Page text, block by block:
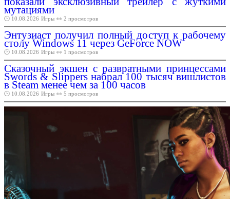
мутациями
🕑 10.08.2026 Игры 👀 2 просмотров
Энтузиаст получил полный доступ к рабочему
столу Windows 11 через GeForce NOW
🕑 10.08.2026 Игры 👀 1 просмотров
Сказочный экшен с развратными принцессами
Swords & Slippers набрал 100 тысяч вишлистов
в Steam менее чем за 100 часов
🕑 10.08.2026 Игры 👀 5 просмотров